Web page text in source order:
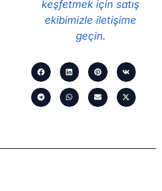
keşfetmek için satış
ekibimizle iletişime
geçin.